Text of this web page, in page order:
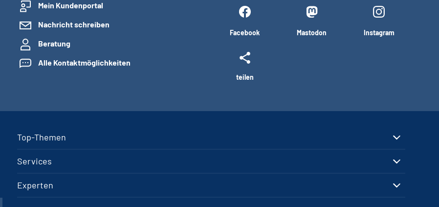
Mein Kundenportal
Nachricht schreiben
Beratung
Alle Kontaktmöglichkeiten
Facebook Mastodon Instagram
teilen
Top-Themen
Services
Experten